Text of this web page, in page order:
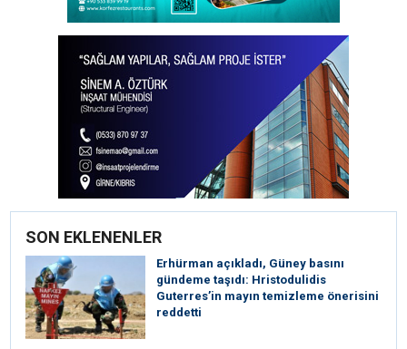
SON EKLENENLER
Erhürman açıkladı, Güney basını
gündeme taşıdı: Hristodulidis
Guterres’in mayın temizleme önerisini
reddetti